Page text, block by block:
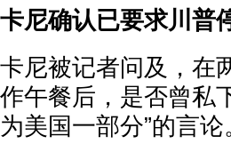
卡尼确认已要求川普
卡尼被记者问及，在
作午餐后，是否曾私
为美国一部分”的言论